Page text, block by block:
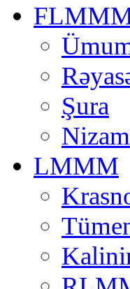
Şura
LMMM